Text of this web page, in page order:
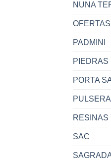
NUNA
OFERTAS
PADMINI
PIEDRAS
PORTA
RESINAS
SAC